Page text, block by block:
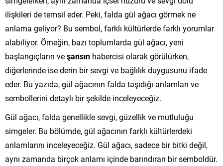
ilişkileri de temsil eder. Peki, falda gül ağacı görmek ne
anlama geliyor? Bu sembol, farklı kültürlerde farklı yorumlar
alabiliyor. Örneğin, bazı toplumlarda gül ağacı, yeni
başlangıçların veşansın habercisi olarak görülürken,
diğerlerinde ise derin bir sevgi ve bağlılık duygusunu ifade
eder. Bu yazıda, gül ağacının falda taşıdığı anlamları ve
sembollerini detaylı bir şekilde inceleyeceğiz.
Gül ağacı, falda genellikle sevgi, güzellik ve mutluluğu
simgeler. Bu bölümde, gül ağacının farklı kültürlerdeki
anlamlarını inceleyeceğiz. Gül ağacı, sadece bir bitki değil,
aynı zamanda birçok anlamı içinde barındıran bir semboldür.